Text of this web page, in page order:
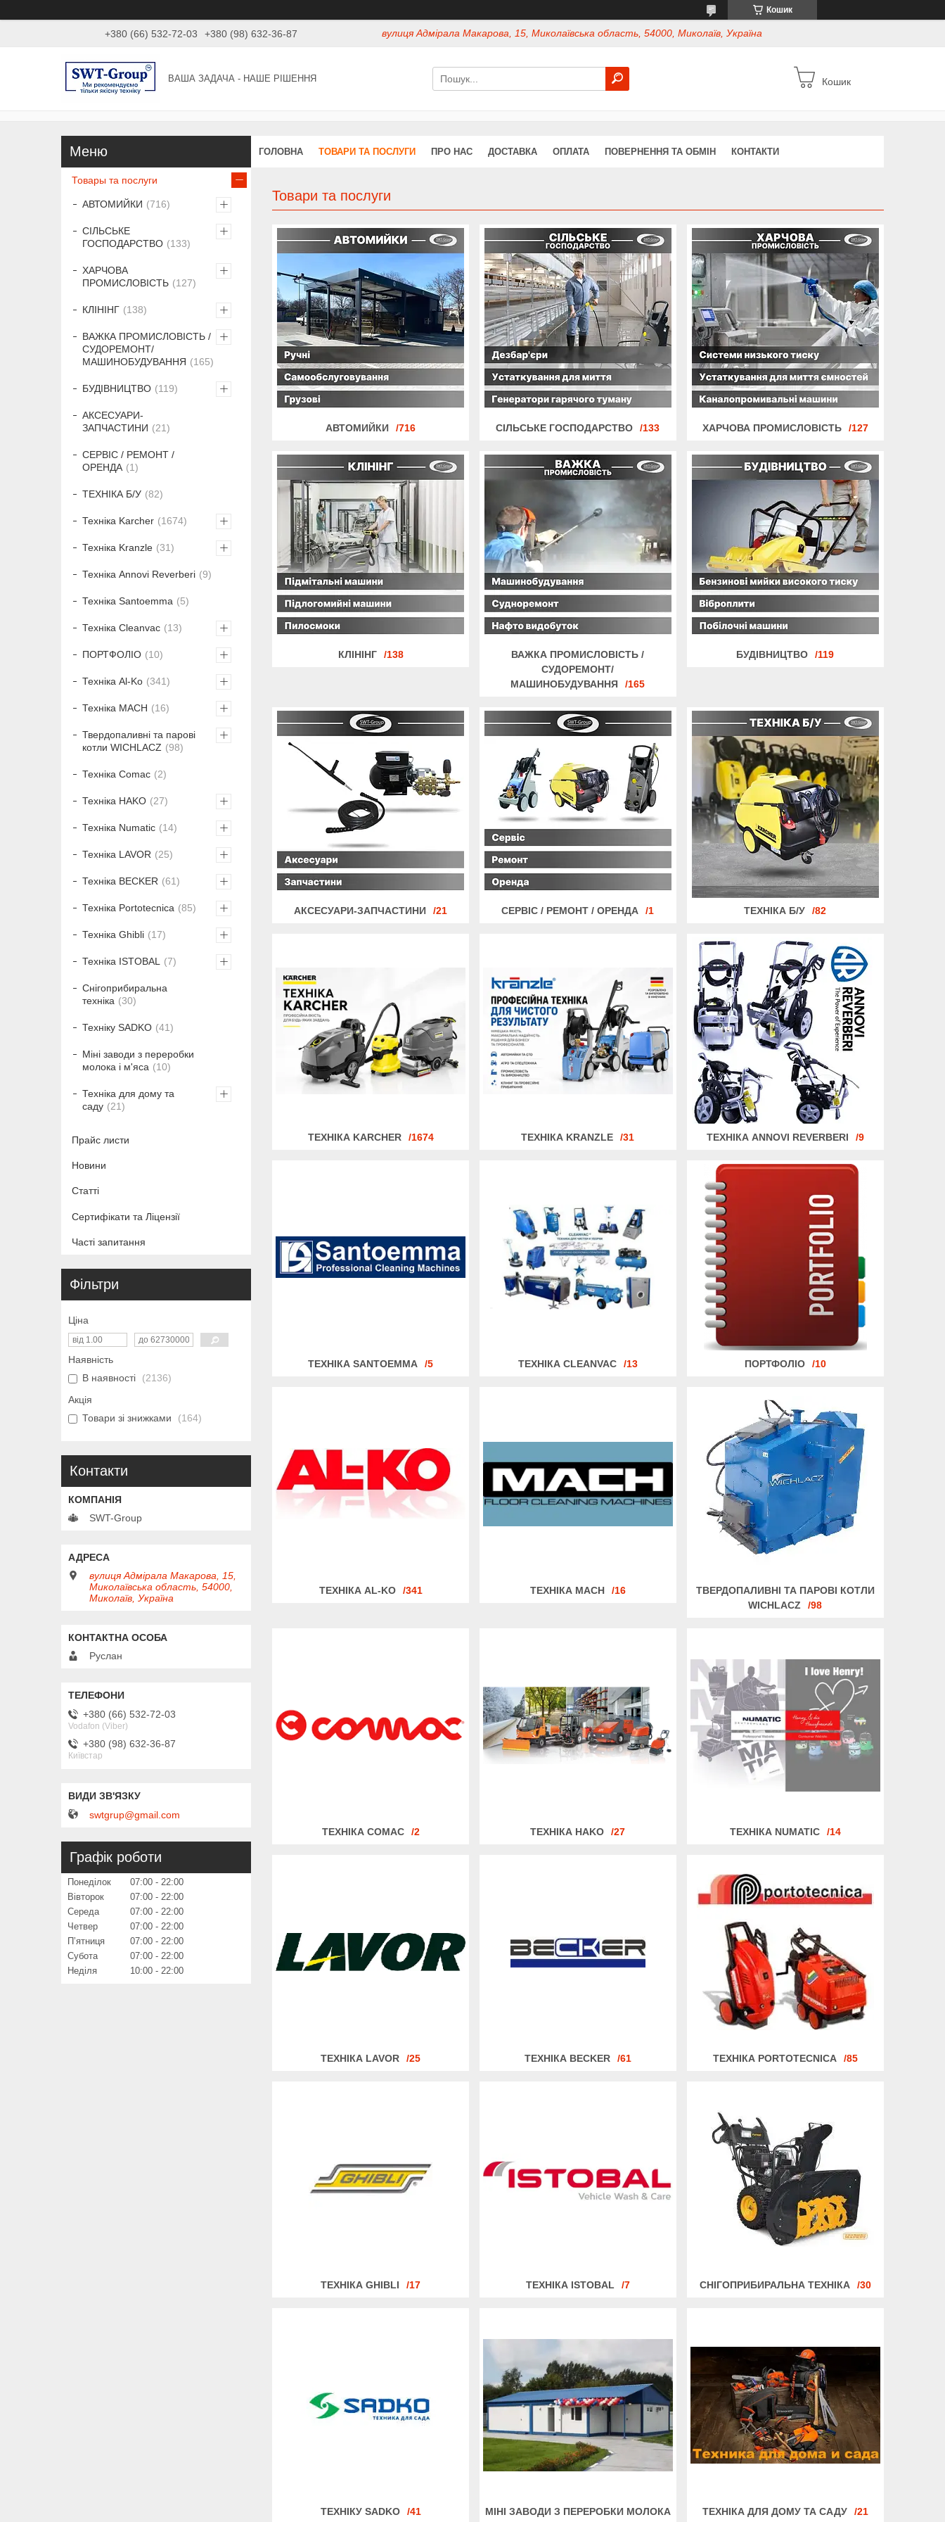
Кошик
+380 (66) 532-72-03 +380 (98) 632-36-87 вулиця Адмірала Макарова, 15, Миколаївська область, 54000, Миколаїв, Україна
ВАША ЗАДАЧА - НАШЕ РІШЕННЯ Кошик
ГОЛОВНА ТОВАРИ ТА ПОСЛУГИ ПРО НАС ДОСТАВКА ОПЛАТА ПОВЕРНЕННЯ ТА ОБМІН КОНТАКТИ
Товари та послуги
АВТОМИЙКИ 716 СІЛЬСЬКЕ ГОСПОДАРСТВО 133 ХАРЧОВА ПРОМИСЛОВІСТЬ 127
КЛІНІНГ 138
ВАЖКА ПРОМИСЛОВІСТЬ /
СУДОРЕМОНТ/
МАШИНОБУДУВАННЯ
165
БУДІВНИЦТВО 119
АКСЕСУАРИ-ЗАПЧАСТИНИ 21 СЕРВІС / РЕМОНТ / ОРЕНДА 1 ТЕХНІКА Б/У 82
ТЕХНІКА KARCHER 1674 ТЕХНІКА KRANZLE 31 ТЕХНІКА ANNOVI REVERBERI 9
ТЕХНІКА SANTOEMMA 5 ТЕХНІКА CLEANVAC 13 ПОРТФОЛІО 10
ТЕХНІКА AL-KO 341 ТЕХНІКА MACH 16
ТВЕРДОПАЛИВНІ ТА ПАРОВІ КОТЛИ
WICHLACZ
98
ТЕХНІКА COMAC 2 ТЕХНІКА HAKO 27 ТЕХНІКА NUMATIC 14
ТЕХНІКА LAVOR 25 ТЕХНІКА BECKER 61 ТЕХНІКА PORTOTECNICA 85
ТЕХНІКА GHIBLI 17 ТЕХНІКА ISTOBAL 7 СНІГОПРИБИРАЛЬНА ТЕХНІКА 30
ТЕХНІКУ SADKO 41
МІНІ ЗАВОДИ З ПЕРЕРОБКИ МОЛОКА
ТЕХНІКА ДЛЯ ДОМУ ТА САДУ 21
Товары та послуги
АВТОМИЙКИ 716
СІЛЬСЬКЕ
ГОСПОДАРСТВО
133
ХАРЧОВА
ПРОМИСЛОВІСТЬ
127
КЛІНІНГ 138
ВАЖКА ПРОМИСЛОВІСТЬ /
СУДОРЕМОНТ/
МАШИНОБУДУВАННЯ
165
БУДІВНИЦТВО 119
АКСЕСУАРИ-
ЗАПЧАСТИНИ
21
СЕРВІС / РЕМОНТ /
ОРЕНДА
1
ТЕХНІКА Б/У 82
Техніка Karcher 1674
Техніка Kranzle 31
Техніка Annovi Reverberi 9
Техніка Santoemma 5
Техніка Cleanvac 13
ПОРТФОЛІО 10
Техніка Al-Ko 341
Техніка MACH 16
Твердопаливні та парові
котли WICHLACZ
98
Техніка Comac 2
Техніка HAKO 27
Техніка Numatic 14
Техніка LAVOR 25
Техніка BECKER 61
Техніка Portotecnica 85
Техніка Ghibli 17
Техніка ISTOBAL 7
Снігоприбиральна
техніка
30
Техніку SADKO 41
Міні заводи з переробки
молока і м'яса
10
Техніка для дому та
саду
21
Прайс листи
Новини
Статті
Сертифікати та Ліцензії
Часті запитання
Фільтри
Ціна
Наявність
В наявності
2136
Акція
Товари зі знижками
164
Контакти
SWT-Group
вулиця Адмірала Макарова, 15,
Миколаївська область, 54000,
Миколаїв, Україна
Руслан
+380 (66) 532-72-03
Vodafon (Viber)
+380 (98) 632-36-87
Київстар
swtgrup@gmail.com
Графік роботи
Понеділок 07:00
22:00
Вівторок
07:00
22:00
Середа
07:00
22:00
Четвер
07:00
22:00
Пʼятниця
07:00
22:00
Субота
07:00
22:00
Неділя
10:00 22:00